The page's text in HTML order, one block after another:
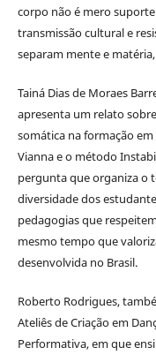
corpo não é mero
transmissão cultural e
separam mente e
Tainá Dias de Moraes
apresenta um relato
somática na formação em
Vianna e o método
pergunta que organiza o
diversidade dos
pedagogias que
mesmo tempo que
desenvolvida no Brasil.
Roberto Rodrigues,
Ateliês de Criação em
Performativa, em que